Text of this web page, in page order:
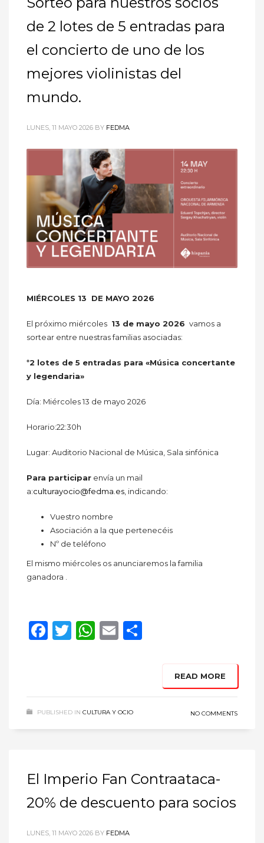
de 2 lotes de 5 entradas para
el concierto de uno de los
mejores violinistas del
mundo.
LUNES, 11 MAYO 2026 BY FEDMA
MIÉRCOLES 13 DE MAYO 2026
El próximo miércoles 13 de mayo 2026 vamos a
sortear entre nuestras familias asociadas:
*2 lotes de 5 entradas para «Música concertante
y legendaria»
Día: Miércoles 13 de mayo 2026
Horario:22:30h
Lugar: Auditorio Nacional de Música, Sala sinfónica
Para participar envía un mail
a:culturayocio@fedma.es , indicando:
Vuestro nombre
Asociación a la que pertenecéis
Nº de teléfono
El mismo miércoles os anunciaremos la familia
ganadora .
Facebook
Twitter
WhatsApp
Email
READ MORE
PUBLISHED IN CULTURA Y OCIO NO COMMENTS
El Imperio Fan Contraataca-
20% de descuento para socios
LUNES, 11 MAYO 2026 BY FEDMA